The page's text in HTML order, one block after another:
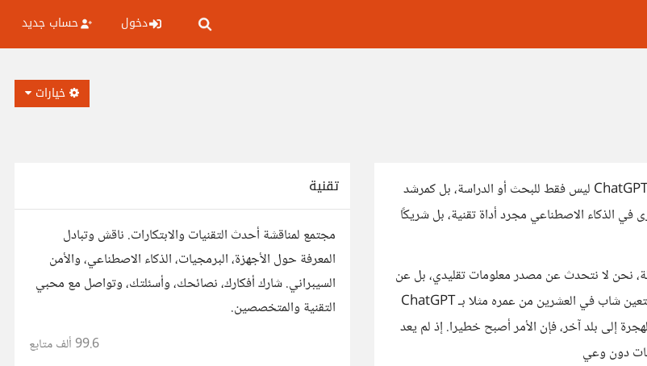
دخول حساب جديد
خيارات
في تصريح لافت، قال سام ألتمان، الرئيس التنفيذي لـ OpenAI، إن Gen Z يستخدم ChatGPT ليس فقط للبحث أو الدراسة، بل كمرشد
في الذكاء الاصطناعي مجرد أداة تقنية، بل شريكًا
نحن لا نتحدث عن مصدر معلومات تقليدي، بل عن
نموذج لغوي تم تدريبه على مليارات النصوص، دون وعي أو تجربة حقيقية. فعندما يستعين شاب في العشرين من عمره مثلا بـ ChatGPT
إلى بلد آخر، فإن الأمر أصبح خطيرا. إذ لم يعد
دون وعي
تقنية
مجتمع لمناقشة أحدث التقنيات والابتكارات. ناقش وتبادل
المعرفة حول الأجهزة، البرمجيات، الذكاء الاصطناعي، والأمن
السيبراني. شارك أفكارك، نصائحك، وأسئلتك، وتواصل مع محبي
التقنية والمتخصصين.
99.6 ألف متابع